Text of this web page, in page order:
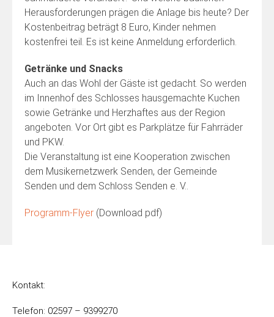
Herausforderungen prägen die Anlage bis heute? Der
Kostenbeitrag beträgt 8 Euro, Kinder nehmen
kostenfrei teil. Es ist keine Anmeldung erforderlich.
Getränke und Snacks
Auch an das Wohl der Gäste ist gedacht. So werden
im Innenhof des Schlosses hausgemachte Kuchen
sowie Getränke und Herzhaftes aus der Region
angeboten. Vor Ort gibt es Parkplätze für Fahrräder
und PKW.
Die Veranstaltung ist eine Kooperation zwischen
dem Musikernetzwerk Senden, der Gemeinde
Senden und dem Schloss Senden e. V..
Programm-Flyer (Download pdf)
Kontakt:
Telefon: 02597 – 9399270